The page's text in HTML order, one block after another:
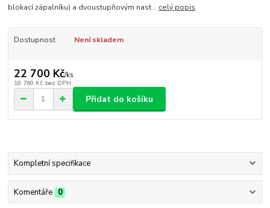
blokací zápalníku) a dvoustupňovým nast... celý popis
Dostupnost Není skladem
22 700 Kč/ks
18 760 Kč bez DPH
Přidat do košíku
Kompletní specifikace
Komentáře 0